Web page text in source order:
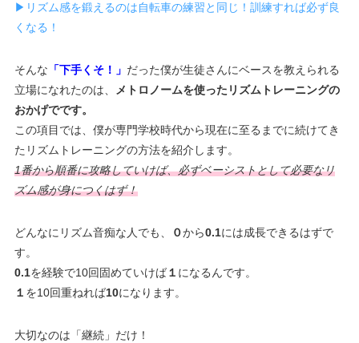
▶︎リズム感を鍛えるのは自転車の練習と同じ！訓練すれば必ず良
くなる！
そんな 「下手くそ！」 だった僕が生徒さんにベースを教えられる
立場になれたのは、
メトロノームを使ったリズムトレーニングの
おかげでです。
この項目では、僕が専門学校時代から現在に至るまでに続けてき
たリズムトレーニングの方法を紹介します。
1番から順番に攻略していけば、必ずベーシストとして必要なリ
ズム感が身につくはず！
どんなにリズム音痴な人でも、 ０から0.1には成長できるはずで
す。
0.1を経験で10回固めていけば１ になるんです。
１ を10回重ねれば10になります。
大切なのは「継続」だけ！